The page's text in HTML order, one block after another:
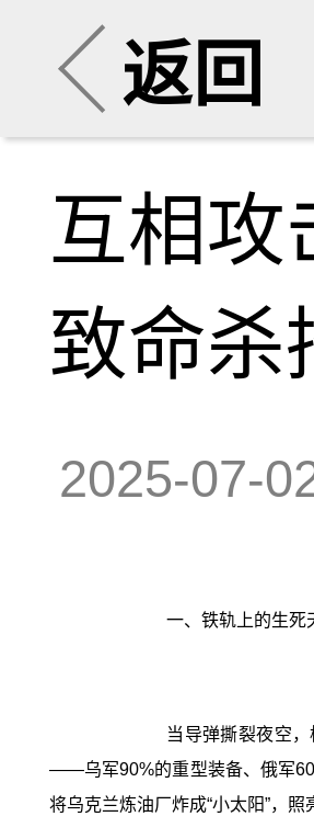
返回
互相攻
致命杀
2025-07-
一、铁轨上的生死
当导弹撕裂夜空
——乌军90%的重型装备、俄军
将乌克兰炼油厂炸成“小太阳”，照